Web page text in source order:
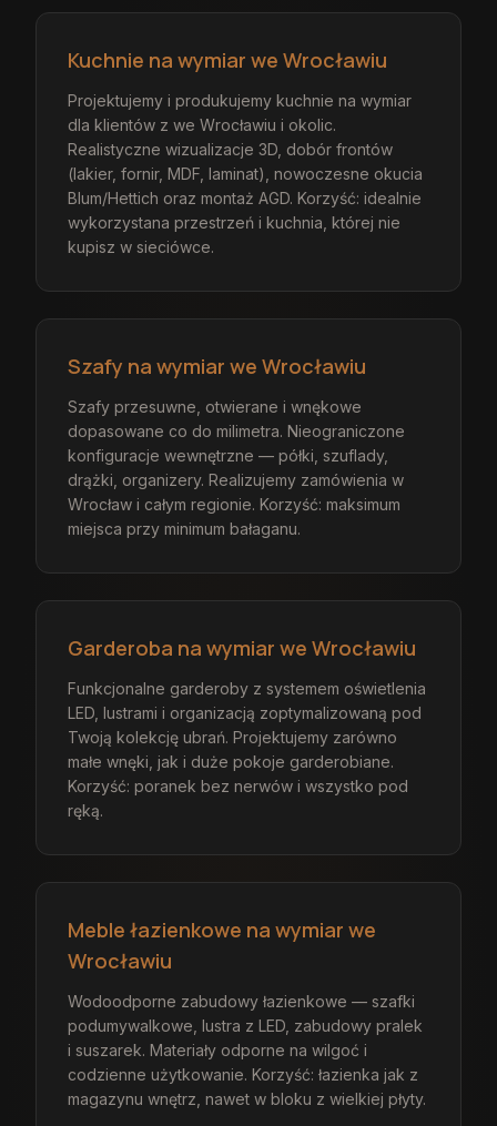
Kuchnie na wymiar we Wrocławiu
Projektujemy i produkujemy kuchnie na wymiar
dla klientów z we Wrocławiu i okolic.
Realistyczne wizualizacje 3D, dobór frontów
(lakier, fornir, MDF, laminat), nowoczesne okucia
Blum/Hettich oraz montaż AGD. Korzyść: idealnie
wykorzystana przestrzeń i kuchnia, której nie
kupisz w sieciówce.
Szafy na wymiar we Wrocławiu
Szafy przesuwne, otwierane i wnękowe
dopasowane co do milimetra. Nieograniczone
konfiguracje wewnętrzne — półki, szuflady,
drążki, organizery. Realizujemy zamówienia w
Wrocław i całym regionie. Korzyść: maksimum
miejsca przy minimum bałaganu.
Garderoba na wymiar we Wrocławiu
Funkcjonalne garderoby z systemem oświetlenia
LED, lustrami i organizacją zoptymalizowaną pod
Twoją kolekcję ubrań. Projektujemy zarówno
małe wnęki, jak i duże pokoje garderobiane.
Korzyść: poranek bez nerwów i wszystko pod
ręką.
Meble łazienkowe na wymiar we
Wrocławiu
Wodoodporne zabudowy łazienkowe — szafki
podumywalkowe, lustra z LED, zabudowy pralek
i suszarek. Materiały odporne na wilgoć i
codzienne użytkowanie. Korzyść: łazienka jak z
magazynu wnętrz, nawet w bloku z wielkiej płyty.